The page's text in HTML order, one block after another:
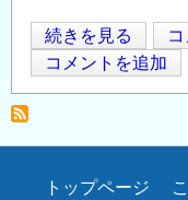
歩
道
端
の
続きを見る
コメントを追加
Secondary
トップページ